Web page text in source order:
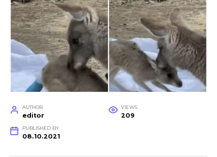
AUTHOR
editor
VIEWS
209
PUBLISHED BY
08.10.2021